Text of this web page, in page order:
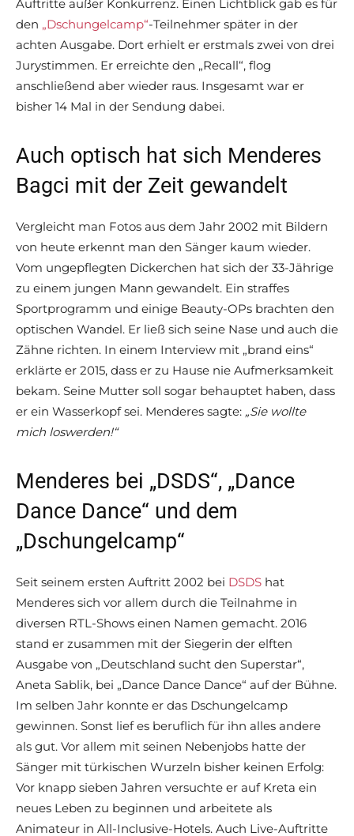
Auftritte außer Konkurrenz. Einen Lichtblick gab es für
den „Dschungelcamp“-Teilnehmer später in der
achten Ausgabe. Dort erhielt er erstmals zwei von drei
Jurystimmen. Er erreichte den „Recall“, flog
anschließend aber wieder raus. Insgesamt war er
bisher 14 Mal in der Sendung dabei.
Auch optisch hat sich Menderes
Bagci mit der Zeit gewandelt
Vergleicht man Fotos aus dem Jahr 2002 mit Bildern
von heute erkennt man den Sänger kaum wieder.
Vom ungepflegten Dickerchen hat sich der 33-Jährige
zu einem jungen Mann gewandelt. Ein straffes
Sportprogramm und einige Beauty-OPs brachten den
optischen Wandel. Er ließ sich seine Nase und auch die
Zähne richten. In einem Interview mit „brand eins“
erklärte er 2015, dass er zu Hause nie Aufmerksamkeit
bekam. Seine Mutter soll sogar behauptet haben, dass
er ein Wasserkopf sei. Menderes sagte: „Sie wollte
mich loswerden!“
Menderes bei „DSDS“, „Dance
Dance Dance“ und dem
„Dschungelcamp“
Seit seinem ersten Auftritt 2002 bei DSDS hat
Menderes sich vor allem durch die Teilnahme in
diversen RTL-Shows einen Namen gemacht. 2016
stand er zusammen mit der Siegerin der elften
Ausgabe von „Deutschland sucht den Superstar“,
Aneta Sablik, bei „Dance Dance Dance“ auf der Bühne.
Im selben Jahr konnte er das Dschungelcamp
gewinnen. Sonst lief es beruflich für ihn alles andere
als gut. Vor allem mit seinen Nebenjobs hatte der
Sänger mit türkischen Wurzeln bisher keinen Erfolg:
Vor knapp sieben Jahren versuchte er auf Kreta ein
neues Leben zu beginnen und arbeitete als
Animateur in All-Inclusive-Hotels. Auch Live-Auftritte